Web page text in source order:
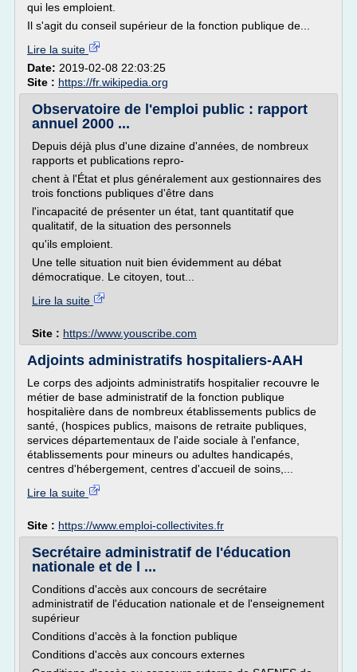
qui les emploient.
Il s'agit du conseil supérieur de la fonction publique de...
Lire la suite
Date: 2019-02-08 22:03:25
Site : https://fr.wikipedia.org
Observatoire de l'emploi public : rapport
annuel 2000 ...
Depuis déjà plus d'une dizaine d'années, de nombreux
rapports et publications repro-
chent à l'État et plus généralement aux gestionnaires des
trois fonctions publiques d'être dans
l'incapacité de présenter un état, tant quantitatif que
qualitatif, de la situation des personnels
qu'ils emploient.
Une telle situation nuit bien évidemment au débat
démocratique. Le citoyen, tout...
Lire la suite
Site : https://www.youscribe.com
Adjoints administratifs hospitaliers-AAH
Le corps des adjoints administratifs hospitalier recouvre le
métier de base administratif de la fonction publique
hospitalière dans de nombreux établissements publics de
santé, (hospices publics, maisons de retraite publiques,
services départementaux de l'aide sociale à l'enfance,
établissements pour mineurs ou adultes handicapés,
centres d'hébergement, centres d'accueil de soins,...
Lire la suite
Site : https://www.emploi-collectivites.fr
Secrétaire administratif de l'éducation
nationale et de l ...
Conditions d'accès aux concours de secrétaire
administratif de l'éducation nationale et de l'enseignement
supérieur
Conditions d'accès à la fonction publique
Conditions d'accès aux concours externes